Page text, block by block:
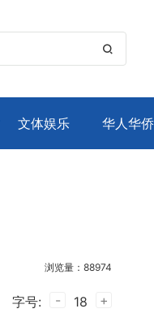

文体娱乐 华人华侨
浏览量：88974
字号: - 18 +